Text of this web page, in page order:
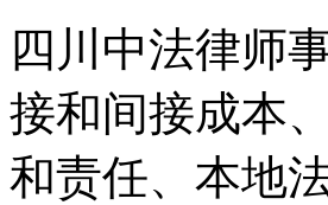
四川中法律师
接和间接成本
和责任、本地